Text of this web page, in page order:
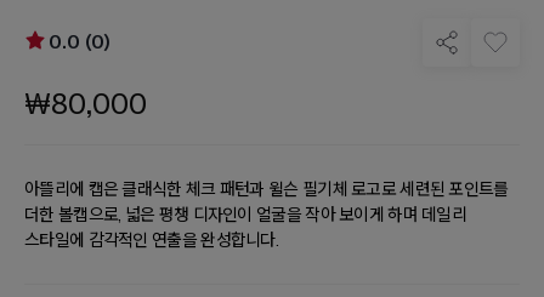
0.0 (0)
₩80,000
아뜰리에 캡은 클래식한 체크 패턴과 윌슨 필기체 로고로 세련된 포인트를
더한 볼캡으로, 넓은 평챙 디자인이 얼굴을 작아 보이게 하며 데일리
스타일에 감각적인 연출을 완성합니다.